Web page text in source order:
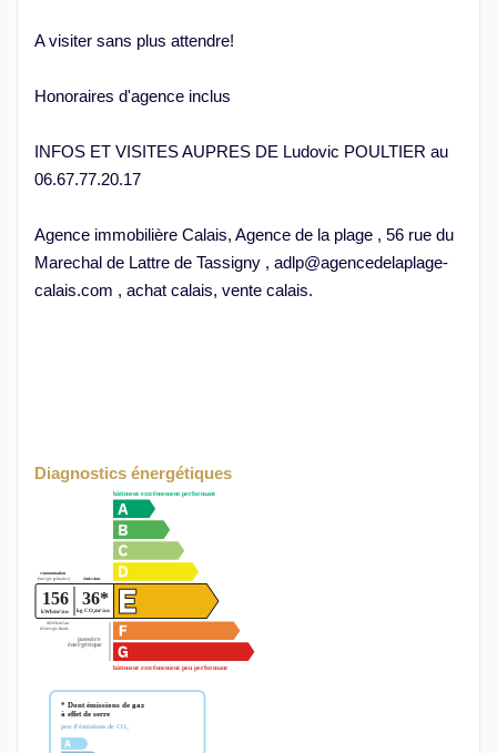
A visiter sans plus attendre!
Honoraires d'agence inclus
INFOS ET VISITES AUPRES DE Ludovic POULTIER au
06.67.77.20.17
Agence immobilière Calais, Agence de la plage , 56 rue du
Marechal de Lattre de Tassigny , adlp@agencedelaplage-
calais.com , achat calais, vente calais.
Diagnostics énergétiques